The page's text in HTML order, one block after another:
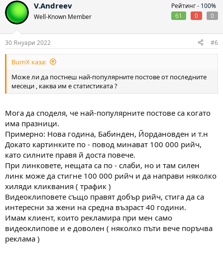
к
ц
и
V.Andreev
Well-Known Member
Рейтинг - 100%
61
0 0
30 Януари 2022 #6
BurnX каза:
Може ли да постнеш най-популярните постове от последните
месеци , каква им е статистиката ?
Мога да споделя, че най-популярните постове са когато
има празници.
Примерно: Нова година, Бабинден, Йордановден и т.н
Докато картинките по - повод минават 100 000 рийч,
като силните правя й доста повече.
При линковете, нещата са по - слаби, но и там силен
линк може да стигне 100 000 рийч и да направи няколко
хиляди кликвания ( трафик )
Видеоклиповете също правят добър рийч, стига да са
интересни за жени на средна възраст 40 години.
Имам клиент, които рекламира при мен само
видеоклипове и е доволен ( няколко пъти вече поръчва
реклама )